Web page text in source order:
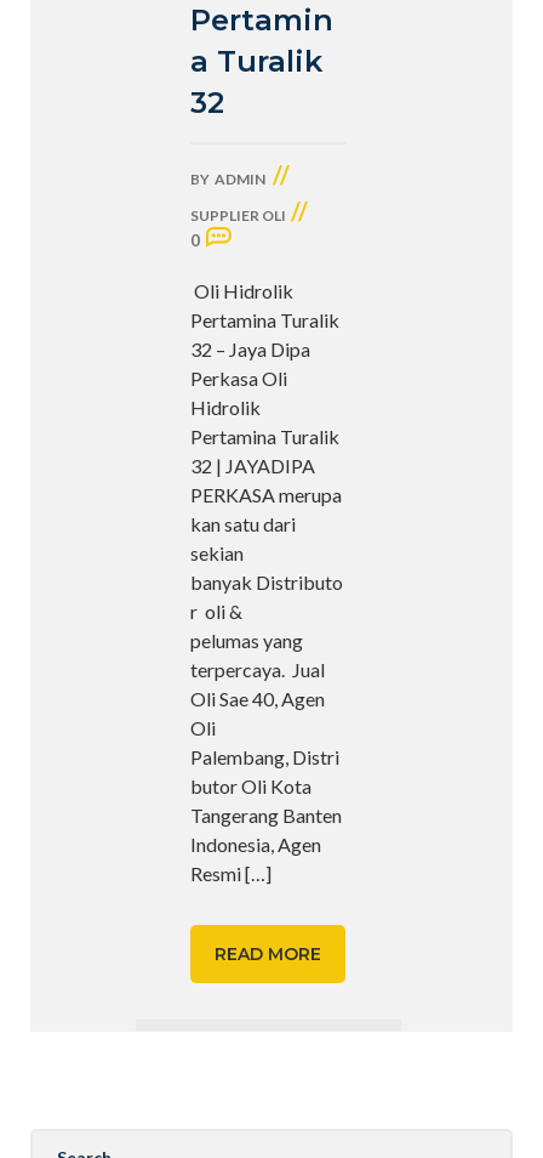
Pertamin
a Turalik
32
BY ADMIN //
SUPPLIER OLI //
0
Oli Hidrolik
Pertamina Turalik
32 – Jaya Dipa
Perkasa Oli
Hidrolik
Pertamina Turalik
32 | JAYADIPA
PERKASA merupa
kan satu dari
sekian
banyak Distributo
r oli &
pelumas yang
terpercaya. Jual
Oli Sae 40, Agen
Oli
Palembang, Distri
butor Oli Kota
Tangerang Banten
Indonesia, Agen
Resmi[…]
READ MORE